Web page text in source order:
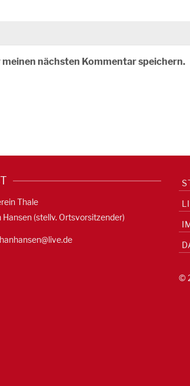
nächsten Kommentar speichern.
Thale
(stellv. Ortsvorsitzender)
©